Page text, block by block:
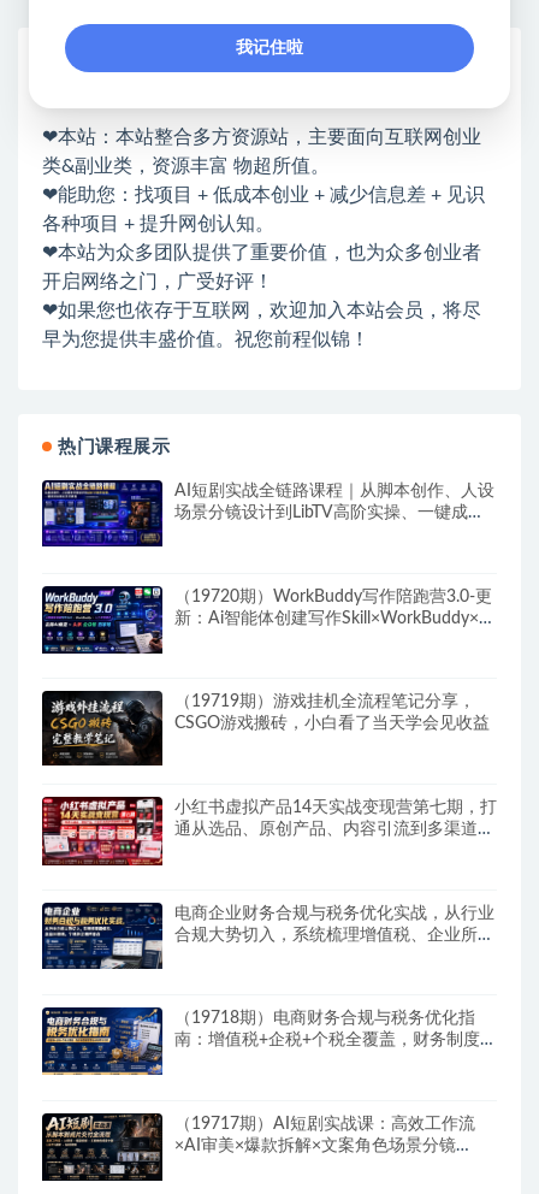
网赚基地简介
❤本站：本站整合多方资源站，主要面向互联网创业
类&副业类，资源丰富 物超所值。
❤能助您：找项目 + 低成本创业 + 减少信息差 + 见识
各种项目 + 提升网创认知。
❤本站为众多团队提供了重要价值，也为众多创业者
开启网络之门，广受好评！
❤如果您也依存于互联网，欢迎加入本站会员，将尽
早为您提供丰盛价值。祝您前程似锦！
热门课程展示
AI短剧实战全链路课程｜从脚本创作、人设
场景分镜设计到LibTV高阶实操、一键成片
（19720期）WorkBuddy写作陪跑营3.0-更
新：Ai智能体创建写作Skill×WorkBuddy×人
（19719期）游戏挂机全流程笔记分享，
CSGO游戏搬砖，小白看了当天学会见收益
小红书虚拟产品14天实战变现营第七期，打
通从选品、原创产品、内容引流到多渠道成
电商企业财务合规与税务优化实战，从行业
合规大势切入，系统梳理增值税、企业所得
（19718期）电商财务合规与税务优化指
南：增值税+企税+个税全覆盖，财务制度搭
（19717期）AI短剧实战课：高效工作流
×AI审美×爆款拆解×文案角色场景分镜
我记住啦